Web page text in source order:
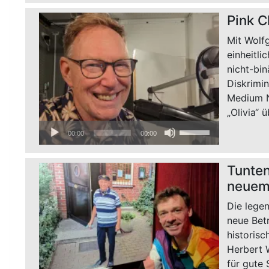
um
Lautstärke
regeln.
Audio-
Player
00:00 00:00
Hoch/Runter
die
Lautstärke
zu
regeln.
Pink
Mit
nicht-
Medium
„Olivia“
Die
neue
Herbert
für gute